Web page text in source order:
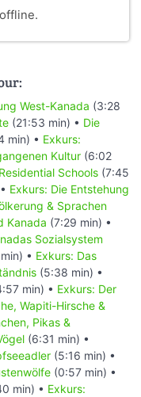
West-Kanada (3:28
(21:53 min) • Die
min) • Exkurs:
Kultur (6:02
Schools (7:45
Exkurs: Die Entstehung
& Sprachen
Kanada (7:29 min) •
Sozialsystem
• Exkurs: Das
(5:38 min) •
min) • Exkurs: Der
Wapiti-Hirsche &
Pikas &
(6:31 min) •
(5:16 min) •
(0:57 min) •
min) • Exkurs: